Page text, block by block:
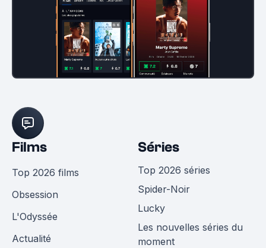
Films
Top 2026 films
Obsession
L'Odyssée
Actualité
Séries
Top 2026 séries
Spider-Noir
Lucky
Les nouvelles séries du
moment